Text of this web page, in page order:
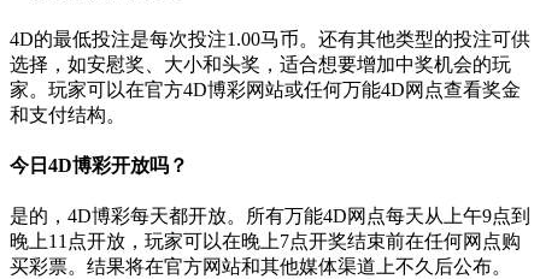
4D的最低投注是每次投注1.00马币。还有其他类型的投注可供
选择，如安慰奖、大小和头奖，适合想要增加中奖机会的玩
家。玩家可以在官方4D博彩网站或任何万能4D网点查看奖金
和支付结构。
今日4D博彩开放吗？
是的，4D博彩每天都开放。所有万能4D网点每天从上午9点到
晚上11点开放，玩家可以在晚上7点开奖结束前在任何网点购
买彩票。结果将在官方网站和其他媒体渠道上不久后公布。